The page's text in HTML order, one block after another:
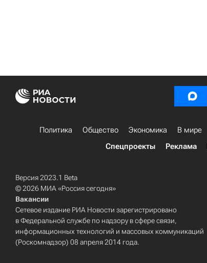
Политика Общество Экономика В мире
Спецпроекты
Реклама
Версия 2023.1 Beta
© 2026 МИА «Россия сегодня»
Вакансии
Сетевое издание РИА Новости зарегистрировано
в Федеральной службе по надзору в сфере связи,
информационных технологий и массовых коммуникаций
(Роскомнадзор) 08 апреля 2014 года.